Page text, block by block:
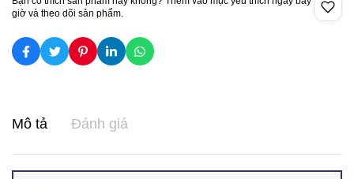
giờ và theo dõi sản phẩm.
Mô tả Đánh giá